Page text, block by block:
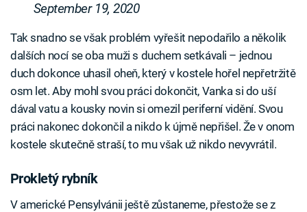
September 19, 2020
Tak snadno se však problém vyřešit nepodařilo a několik
dalších nocí se oba muži s duchem setkávali – jednou
duch dokonce uhasil oheň, který v kostele hořel nepřetržitě
osm let. Aby mohl svou práci dokončit, Vanka si do uší
dával vatu a kousky novin si omezil periferní vidění. Svou
práci nakonec dokončil a nikdo k újmě nepřišel. Že v onom
kostele skutečně straší, to mu však už nikdo nevyvrátil.
Prokletý rybník
V americké Pensylvánii ještě zůstaneme, přestože se z